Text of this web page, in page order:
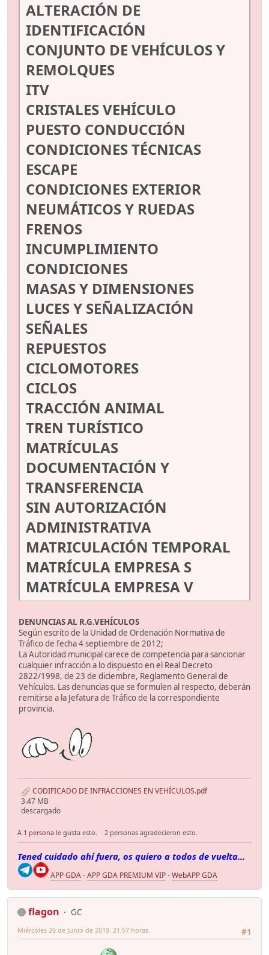
ALTERACIÓN DE
IDENTIFICACIÓN
CONJUNTO DE VEHÍCULOS Y
REMOLQUES
ITV
CRISTALES VEHÍCULO
PUESTO CONDUCCIÓN
CONDICIONES TÉCNICAS
ESCAPE
CONDICIONES EXTERIOR
NEUMÁTICOS Y RUEDAS
FRENOS
INCUMPLIMIENTO
CONDICIONES
MASAS Y DIMENSIONES
LUCES Y SEÑALIZACIÓN
SEÑALES
REPUESTOS
CICLOMOTORES
CICLOS
TRACCIÓN ANIMAL
TREN TURÍSTICO
MATRÍCULAS
DOCUMENTACIÓN Y
TRANSFERENCIA
SIN AUTORIZACIÓN
ADMINISTRATIVA
MATRICULACIÓN TEMPORAL
MATRÍCULA EMPRESA S
MATRÍCULA EMPRESA V
DENUNCIAS AL R.G.VEHÍCULOS
Según escrito de la Unidad de Ordenación Normativa de
Tráfico de fecha 4 septiembre de 2012;
La Autoridad municipal carece de competencia para sancionar
cualquier infracción a lo dispuesto en el Real Decreto
2822/1998, de 23 de diciembre, Reglamento General de
Vehículos. Las denuncias que se formulen al respecto, deberán
remitirse a la Jefatura de Tráfico de la correspondiente
provincia.
CODIFICADO DE INFRACCIONES EN VEHÍCULOS.pdf
3.47 MB
descargado
A 1 persona le gusta esto. 2 personas agradecieron esto.
Tened cuidado ahí fuera, os quiero a todos de vuelta...
APP GDA-APP GDA PREMIUM VIP-WebAPP GDA
flagon
GC
#1
Miércoles 26 de Junio de 2019. 21:57 horas.